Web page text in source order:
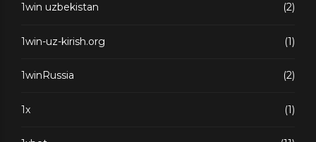
1win uzbekistan (2)
1win-uz-kirish.org (1)
1winRussia (2)
1x (1)